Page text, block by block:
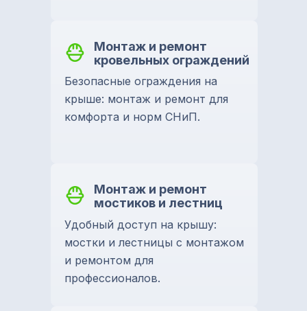
Монтаж и ремонт
кровельных ограждений
Безопасные ограждения на
крыше: монтаж и ремонт для
комфорта и норм СНиП.
Монтаж и ремонт
мостиков и лестниц
Удобный доступ на крышу:
мостки и лестницы с монтажом
и ремонтом для
профессионалов.